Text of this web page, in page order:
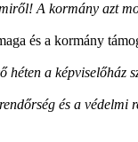
A kormány azt
és a kormány
a képviselőház
és a védelmi